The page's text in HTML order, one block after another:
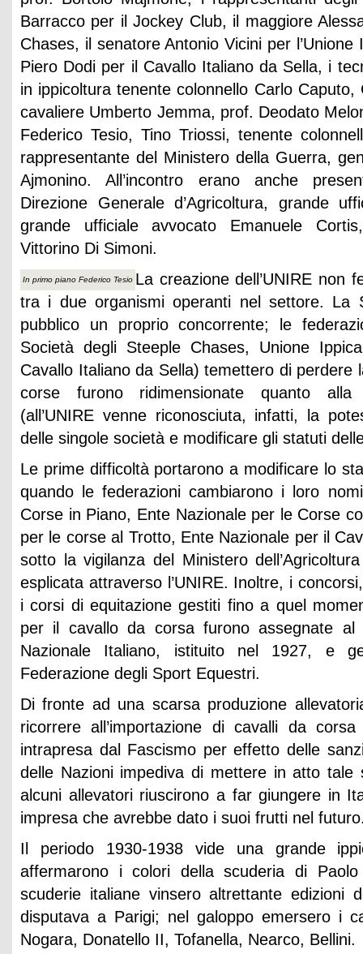
Barracco per il Jockey Club, il maggiore
Chases, il senatore Antonio Vicini per
Piero Dodi per il Cavallo Italiano da Sella, i
in ippicoltura tenente colonnello Carlo Caputo,
cavaliere Umberto Jemma, prof. Deodato
Federico Tesio, Tino Triossi, tenente
rappresentante del Ministero della Guerra,
Ajmonino. All’incontro erano anche
Direzione Generale d’Agricoltura, grande
grande ufficiale avvocato Emanuele
Vittorino Di Simoni.
In primo piano Federico Tesio La creazione dell’UNIRE non
tra i due organismi operanti nel settore. La
pubblico un proprio concorrente; le
Società degli Steeple Chases, Unione
Cavallo Italiano da Sella) temettero di perdere
corse furono ridimensionate quanto alla
(all’UNIRE venne riconosciuta, infatti, la
delle singole società e modificare gli statuti
Le prime difficoltà portarono a modificare lo
quando le federazioni cambiarono i loro
Corse in Piano, Ente Nazionale per le Corse
per le corse al Trotto, Ente Nazionale per il
sotto la vigilanza del Ministero
esplicata attraverso l’UNIRE. Inoltre, i
i corsi di equitazione gestiti fino a quel
per il cavallo da corsa furono assegnate al
Nazionale Italiano, istituito nel 1927, e
Federazione degli Sport Equestri.
Di fronte ad una scarsa produzione
ricorrere all’importazione di cavalli da
intrapresa dal Fascismo per effetto delle
delle Nazioni impediva di mettere in atto tale
alcuni allevatori riuscirono a far giungere in
impresa che avrebbe dato i suoi frutti nel
Il periodo 1930-1938 vide una grande
affermarono i colori della scuderia di
scuderie italiane vinsero altrettante edizioni
disputava a Parigi; nel galoppo emersero i
Nogara, Donatello II, Tofanella, Nearco, Bellini.